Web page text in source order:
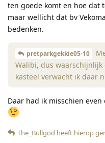
ten goede komt en hoe dat
maar wellicht dat bv
bedenken.
pretparkgekkie05-10
Walibi, dus waarschijnlijk
kasteel verwacht ik daar
Daar had ik misschien
The_Bullgod heeft hierop